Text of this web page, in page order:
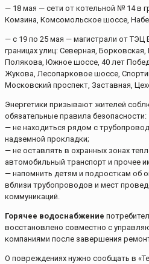
— 18 мая — сети от котельной № 14 в
Комзина, Комсомольское шоссе,
— с 19 по 25 мая — магистрали от ТЭЦ
границах улиц: Северная, Борковская,
Полякова, Южное шоссе, 40 лет
Жукова, Лесопарковое шоссе,
Московский проспект, Заставная,
Энергетики призывают жителей
обязательные правила безопасности:
— не находиться рядом с
надземной прокладки;
— не оставлять в охранных зонах
автомобильный транспорт и прочее
— напомнить детям и подросткам об
вблизи трубопроводов и мест
коммуникаций.
Горячее водоснабжение
восстановлено совместно с
компаниями после завершения
О повреждениях нужно сообщать в